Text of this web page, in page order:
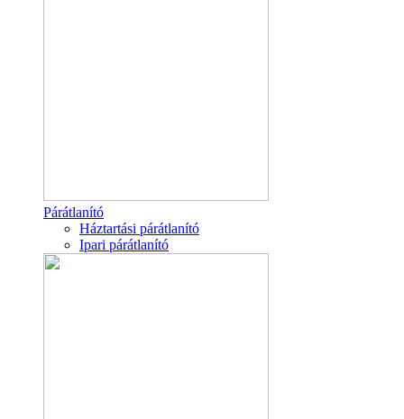
Párátlanító
Háztartási párátlanító
Ipari párátlanító